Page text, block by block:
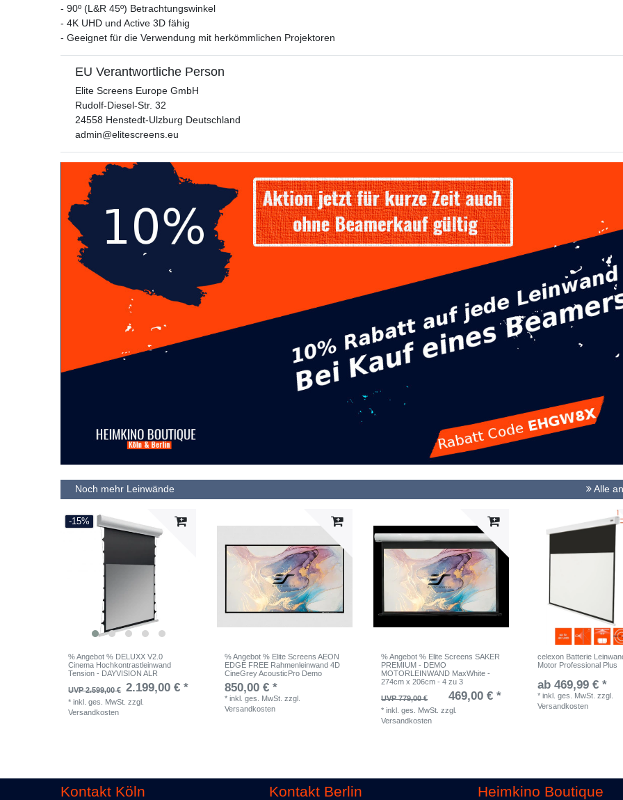
- 90º (L&R 45º) Betrachtungswinkel
- 4K UHD und Active 3D fähig
- Geeignet für die Verwendung mit herkömmlichen Projektoren
EU Verantwortliche Person
Elite Screens Europe GmbH
Rudolf-Diesel-Str. 32
24558 Henstedt-Ulzburg Deutschland
admin@elitescreens.eu
Noch mehr Leinwände Alle
-15%
% Angebot % DELUXX V2.0
Cinema Hochkontrastleinwand
Tension - DAYVISION ALR
UVP 2.599,00 € 2.199,00 € *
*inkl. ges. MwSt. zzgl.
Versandkosten
% Angebot % Elite Screens AEON
EDGE FREE Rahmenleinwand 4D
CineGrey AcousticPro Demo
850,00 € *
*inkl. ges. MwSt. zzgl.
Versandkosten
% Angebot % Elite Screens SAKER
PREMIUM - DEMO
MOTORLEINWAND MaxWhite -
274cm x 206cm - 4 zu 3
UVP 779,00 €
469,00 € *
*inkl. ges. MwSt. zzgl.
Versandkosten
celexon Batterie
Motor Professional Plus
ab 469,99 € *
*inkl. ges. MwSt. zzgl.
Versandkosten
Kontakt Köln Kontakt Berlin Heimkino Boutique